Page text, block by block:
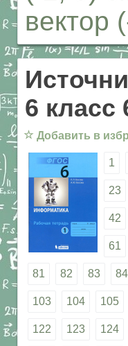
вектор
6 класс
☆ Добавить в
1
23
42
61
81 82 83 84
103 104 105
122 123 124